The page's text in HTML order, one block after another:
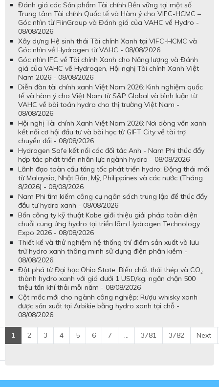
Đánh giá các Sản phẩm Tài chính Bền vững tại một số
Trung tâm Tài chính Quốc tế và Hàm ý cho VIFC-HCMC –
Góc nhìn từ FiinGroup và Đánh giá của VAHC về Hydro -
08/08/2026
Xây dựng Hệ sinh thái Tài chính Xanh tại VIFC-HCMC và
Góc nhìn về Hydrogen từ VAHC - 08/08/2026
Góc nhìn IFC về Tài chính Xanh cho Năng lượng và Đánh
giá của VAHC về Hydrogen, Hội nghị Tài chính Xanh Việt
Nam 2026 - 08/08/2026
Diễn đàn tài chính xanh Việt Nam 2026: Kinh nghiệm quốc
tế và hàm ý cho Việt Nam từ S&P Global và bình luận từ
VAHC về bài toán hydro cho thị trường Việt Nam -
08/08/2026
Hội nghị Tài chính Xanh Việt Nam 2026: Nơi dòng vốn xanh
kết nối cơ hội đầu tư và bài học từ GIFT City về tài trợ
chuyển đổi - 08/08/2026
Hydrogen Safe kết nối các đối tác Anh - Nam Phi thúc đẩy
hợp tác phát triển nhân lực ngành hydro - 08/08/2026
Lãnh đạo toàn cầu tăng tốc phát triển hydro: Động thái mới
từ Malaysia, Nhật Bản, Mỹ, Philippines và các nước (Tháng
8/2026) - 08/08/2026
Nam Phi tìm kiếm công cụ ngân sách trung lập để thúc đẩy
đầu tư hydro xanh - 08/08/2026
Bốn công ty kỹ thuật Kobe giới thiệu giải pháp toàn diện
chuỗi cung ứng hydro tại triển lãm Hydrogen Technology
Expo 2026 - 08/08/2026
Thiết kế và thử nghiệm hệ thống thí điểm sản xuất và lưu
trữ hydro xanh thông minh sử dụng điện phân kiềm -
08/08/2026
Đột phá từ Đại học Ohio State: Biến chất thải thép và CO₂
thành hydro xanh với giá dưới 1 USD/kg, ngăn chặn 500
triệu tấn khí thải mỗi năm - 08/08/2026
Cột mốc mới cho ngành công nghiệp: Rượu whisky xanh
được sản xuất tại Arbikie bằng hydro xanh tại chỗ -
08/08/2026
1 2 3 4 5 6 7 ... 3781 3782 Next